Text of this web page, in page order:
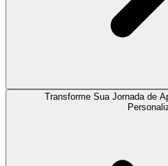
Transforme Sua Jornada de